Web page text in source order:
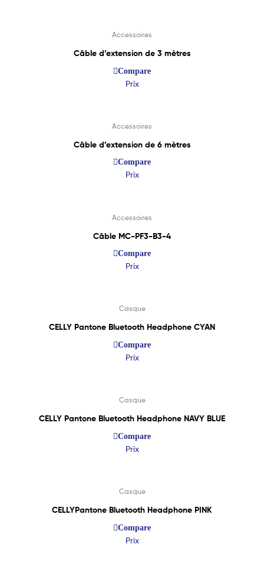
Accessoires
Câble d’extension de 3 mètres
Compare
Prix
Accessoires
Câble d’extension de 6 mètres
Compare
Prix
Accessoires
Câble MC-PF3-B3-4
Compare
Prix
Casque
CELLY Pantone Bluetooth Headphone CYAN
Compare
Prix
Casque
CELLY Pantone Bluetooth Headphone NAVY BLUE
Compare
Prix
Casque
CELLYPantone Bluetooth Headphone PINK
Compare
Prix